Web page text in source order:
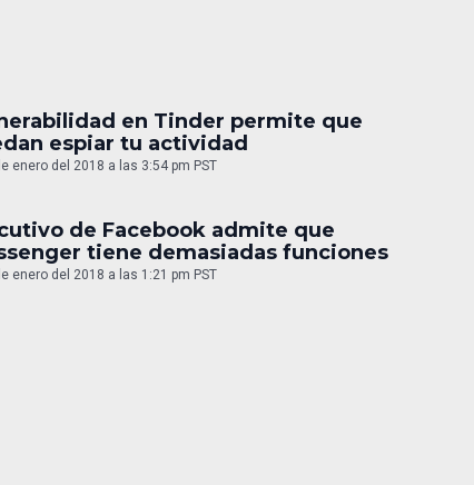
en Tinder permite que
espiar tu actividad
enero del 2018 a las 3:54 pm PST
de Facebook admite que
tiene demasiadas funciones
enero del 2018 a las 1:21 pm PST